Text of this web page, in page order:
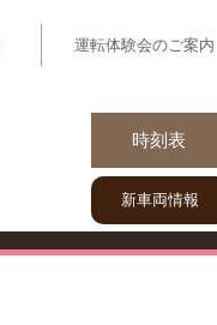
運転体験会のご案内
時刻表
新車両情報